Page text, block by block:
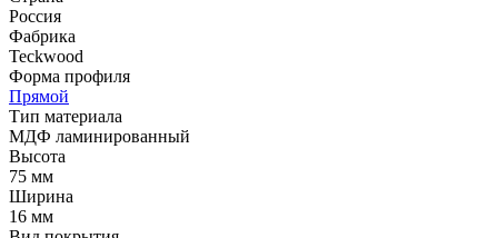
Россия
Фабрика
Teckwood
Форма профиля
Прямой
Тип материала
МДФ ламинированный
Высота
75 мм
Ширина
16 мм